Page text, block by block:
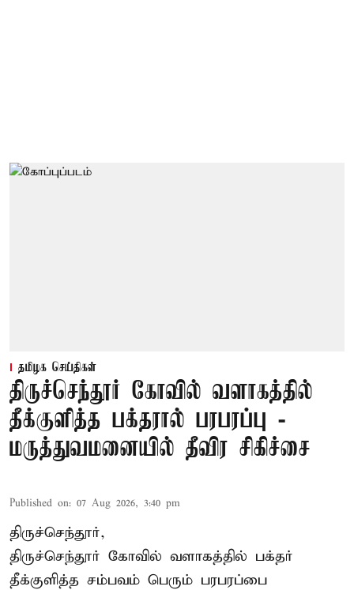
தமிழக செய்திகள்
திருச்செந்தூர் கோவில் வளாகத்தில்
தீக்குளித்த பக்தரால் பரபரப்பு -
மருத்துவமனையில் தீவிர சிகிச்சை
Published on: 07 Aug 2026, 3:40 pm
திருச்செந்தூர்,
திருச்செந்தூர் கோவில் வளாகத்தில் பக்தர்
தீக்குளித்த சம்பவம் பெரும் பரபரப்பை